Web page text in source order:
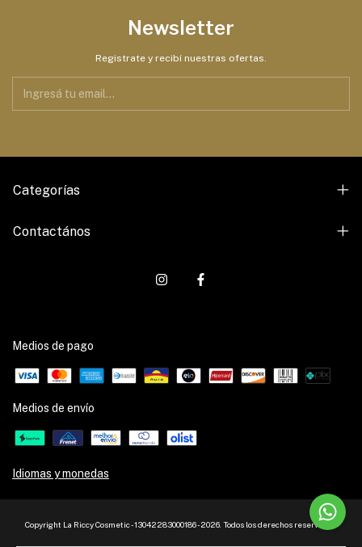
Newsletter
Registrate y recibí nuestras ofertas.
Categorías
Contactános
Medios de pago
Medios de envío
Idiomas y monedas
Copyright La Riccy Cosmetic - 13042283000186 - 2026. Todos los derechos reservados.